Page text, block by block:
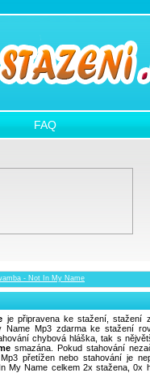
FAQ
- Not In My Name
je připravena ke stažení, stažení
Name Mp3 zdarma ke stažení
chybová hláška, tak s
smazána. Pokud stahování
přetížen nebo stahování je
My Name celkem 2x stažena, 0x